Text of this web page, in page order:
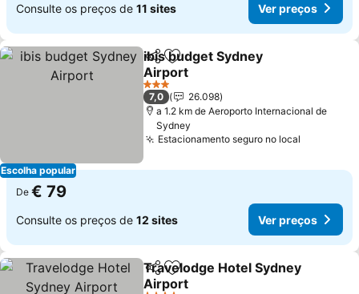
Consulte os preços de 11 sites Ver preços
Escolha popular
PartilharAdicionar aos favoritos
ibis budget Sydney
Airport
3 Estrelas
7,0
26.098
a 1.2 km de Aeroporto Internacional de
Sydney
Estacionamento seguro no local
De € 79
Consulte os preços de 12 sites Ver preços
PartilharAdicionar aos favoritos
Travelodge Hotel Sydney
Airport